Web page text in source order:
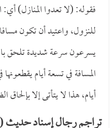
فقوله: (لا تعدوا المنازل)
للنزول، واعتيد أن تكون
يسرعون سرعة شديدة تلحق
المسافة في تسعة أيام
أيام، هذا لا يتأتى إلا